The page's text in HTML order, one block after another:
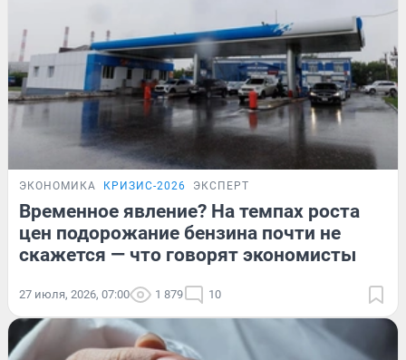
ЭКОНОМИКА КРИЗИС-2026 ЭКСПЕРТ
Временное явление? На темпах роста
цен подорожание бензина почти не
скажется — что говорят экономисты
27 июля, 2026, 07:00 1 879 10